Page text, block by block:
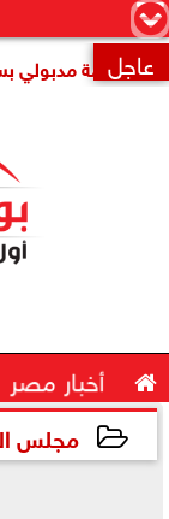
×عاجلمدبولي بسبب
 أخبار مصر
مجلس